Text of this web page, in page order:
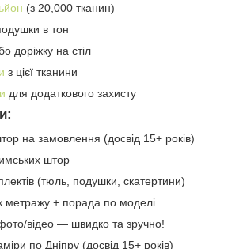
(з 20,000 тканин)
в тон
доріжку на стіл
з цієї тканини
для додаткового захисту
на замовлення (досвід 15+ років)
штор
(тюль, подушки, скатертини)
метражу + порада по моделі
відео — швидко та зручно!
по Дніпру (досвід 15+ років)